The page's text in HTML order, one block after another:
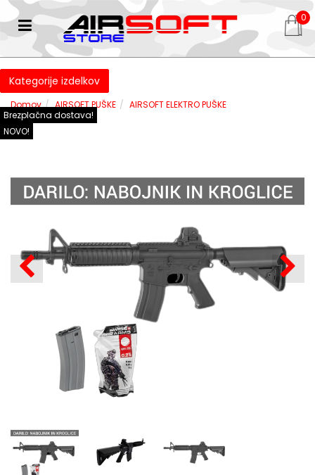
0
Kategorije izdelkov
Domov AIRSOFT PUŠKE
AIRSOFT ELEKTRO PUŠKE
Brezplačna dostava!
NOVO!